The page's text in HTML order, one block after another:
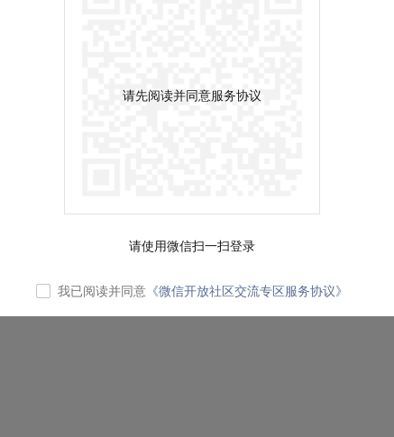
请先阅读并同意服务协议
请使用微信扫一扫登录
我已阅读并同意 《微信开放社区交流专区服务协议》